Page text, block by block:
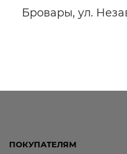
Бровары, ул.
ПОКУПАТЕЛЯМ